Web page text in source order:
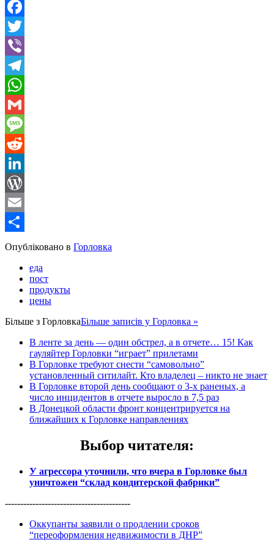
Facebook
Twitter
Viber
Telegram
WhatsApp
Gmail
Message
Reddit
LinkedIn
WordPress
Email
Share
Опубліковано в Горловка
еда
пост
продукты
цены
Більше з ГорловкаБільше записів у Горловка »
В ленте за день — один обстрел, а в отчете… 15! Как
гауляйтер Горловки “играет” прилетами
В Горловке требуют снести “самовольно”
установленный ситилайт. Кто владелец – никто не знает
В Горловке второй день сообщают о 3-х раненых, а
число инцидентов в отчете выросло в 7,5 раз
В Донецкой области фронт концентрируется на
ближайших к Горловке направлениях
Выбор читателя:
У агрессора уточнили, что вчера в Горловке был
уничтожен “склад кондитерской фабрики”
-----------------------------------------
Оккупанты заявили о продлении сроков
“переоформления недвижимости в ДНР”